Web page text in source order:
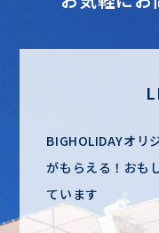
BIGHOLIDAYオリ
がもらえる！ おも
ています